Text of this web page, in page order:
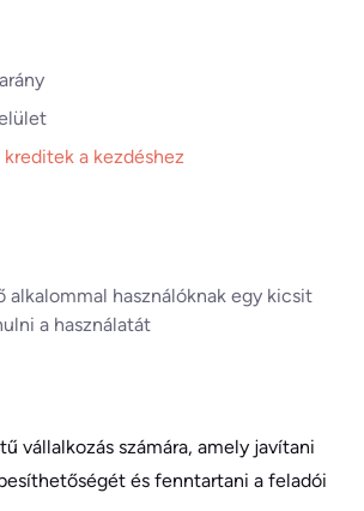
kreditek a kezdéshez
alkalommal használóknak egy kicsit
a használatát
vállalkozás számára, amely javítani
és fenntartani a feladói